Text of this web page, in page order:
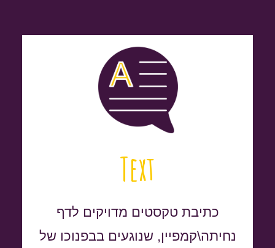
Text
כתיבת טקסטים מדויקים לדף
נחיתה\קמפיין, שנוגעים בבפנוכו של